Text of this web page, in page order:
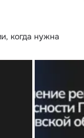
когда нужна